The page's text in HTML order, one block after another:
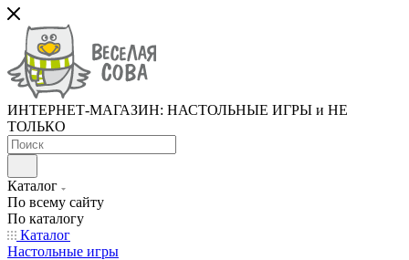
ИНТЕРНЕТ-МАГАЗИН: НАСТОЛЬНЫЕ ИГРЫ и НЕ
ТОЛЬКО
Каталог
По всему сайту
По каталогу
Каталог
Настольные игры